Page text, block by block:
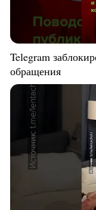
Telegram
обращения